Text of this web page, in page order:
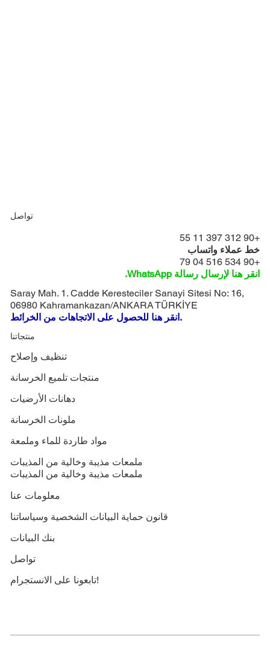
تواصل
+90 312 397 11 55
خط عملاء واتساب
+90 534 516 04 79
انقر هنا لإرسال رسالة WhatsApp.
Saray Mah. 1. Cadde Keresteciler Sanayi Sitesi No: 16,
06980 Kahramankazan/ANKARA TÜRKİYE
انقر هنا للحصول على الاتجاهات من الخرائط.
منتجاتنا
تنظيف وإصلاح
منتجات تلميع الخرسانة
دهانات الأرضيات
ملونات الخرسانة
مواد طاردة للماء وملمعة
ملمعات مذيبة وخالية من المذيبات
ملمعات مذيبة وخالية من المذيبات
معلومات عنا
قانون حماية البيانات الشخصية وسياساتنا
بنك البيانات
تواصل
تابعونا على الانستجرام!